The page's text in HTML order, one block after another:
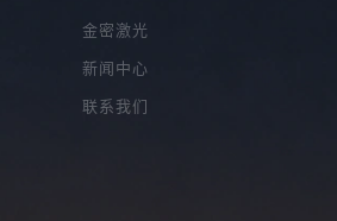
金密激光
新闻中心
联系我们